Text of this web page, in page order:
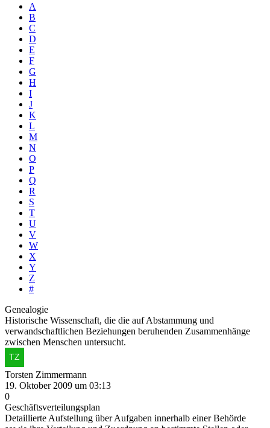
A
B
C
D
E
F
G
H
I
J
K
L
M
N
O
P
Q
R
S
T
U
V
W
X
Y
Z
#
Genealogie
Historische Wissenschaft, die die auf Abstammung und
verwandschaftlichen Beziehungen beruhenden Zusammenhänge
zwischen Menschen untersucht.
Torsten Zimmermann
19. Oktober 2009 um 03:13
0
Geschäftsverteilungsplan
Detaillierte Aufstellung über Aufgaben innerhalb einer Behörde